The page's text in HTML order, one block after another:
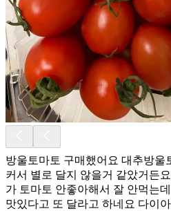
방울토마토 구매했어요 대추방울
커서 별로 달지 않을거 같았거든
가 토마토 안좋아해서 잘 안먹는
맛있다고 또 달라고 하네요 다이